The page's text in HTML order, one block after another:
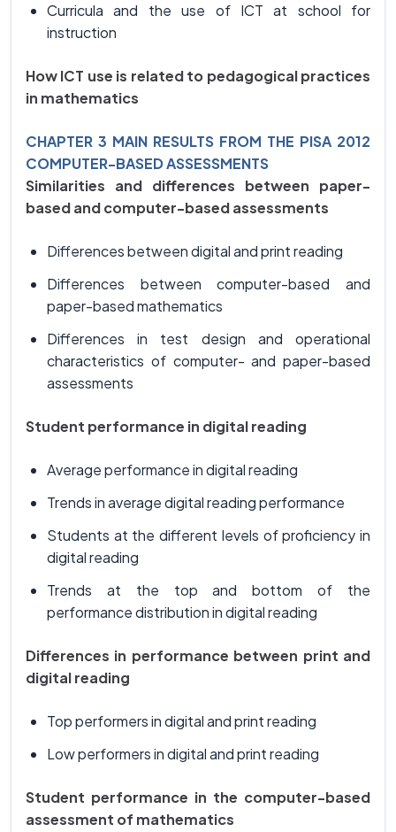
Curricula and the use of ICT at school for
instruction
How ICT use is related to pedagogical practices
in mathematics
CHAPTER 3 MAIN RESULTS FROM THE PISA 2012
COMPUTER-BASED ASSESSMENTS
Similarities and differences between paper-
based and computer-based assessments
Differences between digital and print reading
Differences between computer-based and
paper-based mathematics
Differences in test design and operational
characteristics of computer- and paper-based
assessments
Student performance in digital reading
Average performance in digital reading
Trends in average digital reading performance
Students at the different levels of proficiency in
digital reading
Trends at the top and bottom of the
performance distribution in digital reading
Differences in performance between print and
digital reading
Top performers in digital and print reading
Low performers in digital and print reading
Student performance in the computer-based
assessment of mathematics